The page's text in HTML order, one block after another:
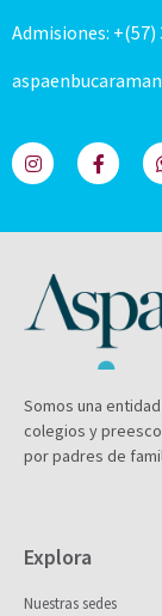
Admisiones: +(57)
Somos una
colegios y
por padres de
Explora
Nuestras sedes